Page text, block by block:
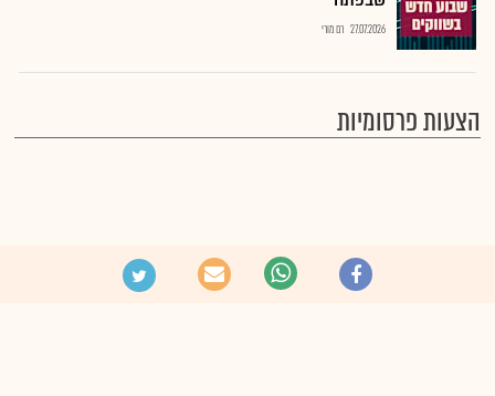
27.07.2026 רם מורי
הצעות פרסומיות